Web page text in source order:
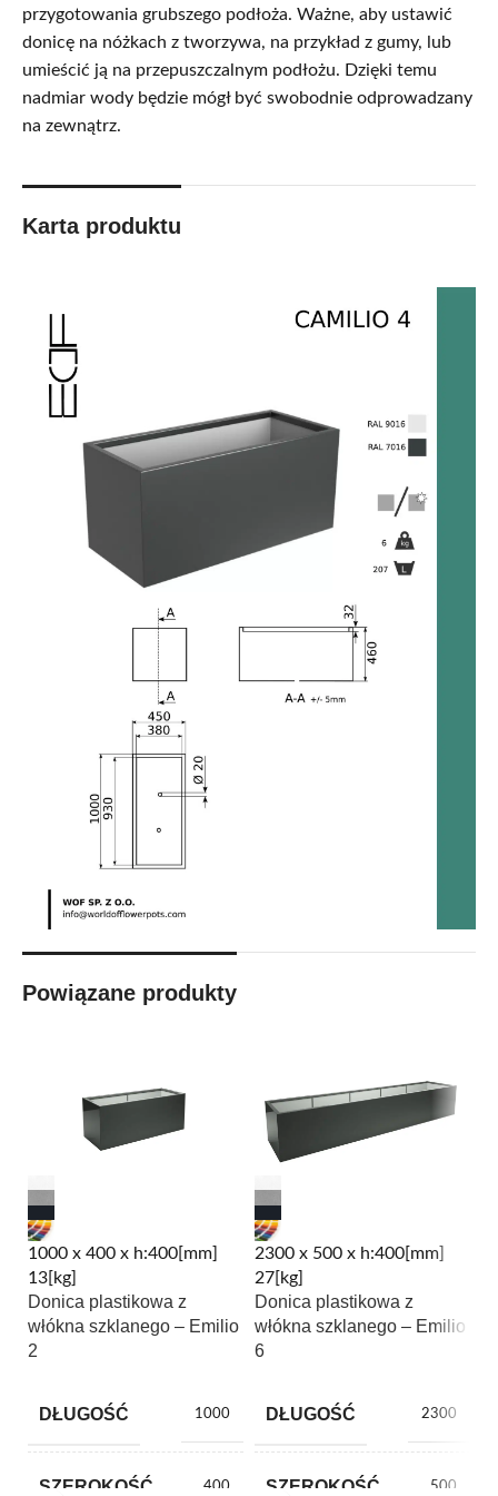
przygotowania grubszego podłoża. Ważne, aby ustawić
donicę na nóżkach z tworzywa, na przykład z gumy, lub
umieścić ją na przepuszczalnym podłożu. Dzięki temu
nadmiar wody będzie mógł być swobodnie odprowadzany
na zewnątrz.
Karta produktu
Powiązane produkty
1000 x 400 x h:400[mm]
13[kg]
Donica plastikowa z
włókna szklanego – Emilio
2
DŁUGOŚĆ 1000
SZEROKOŚĆ 400
2300 x 500 x h:400[mm]
27[kg]
Donica plastikowa z
włókna szklanego – Emilio
6
DŁUGOŚĆ 2300
SZEROKOŚĆ 500